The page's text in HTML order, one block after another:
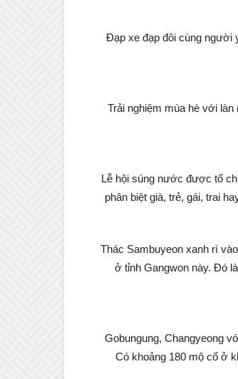
Đạp xe đạp đôi cùng người
Trải nghiệm mùa hè với
Lễ hội súng nước được tổ
phân biệt già, trẻ, gái, trai
Thác Sambuyeon xanh rì
ở tỉnh Gangwon này. Đó
Gobungung, Changyeong
Có khoảng 180 mộ cổ ở